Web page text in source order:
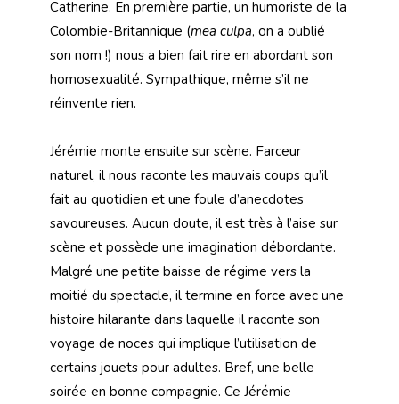
Catherine. En première partie, un humoriste de la
Colombie-Britannique (mea culpa, on a oublié
son nom !) nous a bien fait rire en abordant son
homosexualité. Sympathique, même s’il ne
réinvente rien.
Jérémie monte ensuite sur scène. Farceur
naturel, il nous raconte les mauvais coups qu’il
fait au quotidien et une foule d’anecdotes
savoureuses. Aucun doute, il est très à l’aise sur
scène et possède une imagination débordante.
Malgré une petite baisse de régime vers la
moitié du spectacle, il termine en force avec une
histoire hilarante dans laquelle il raconte son
voyage de noces qui implique l’utilisation de
certains jouets pour adultes. Bref, une belle
soirée en bonne compagnie. Ce Jérémie